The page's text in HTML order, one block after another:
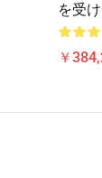
を受
￥